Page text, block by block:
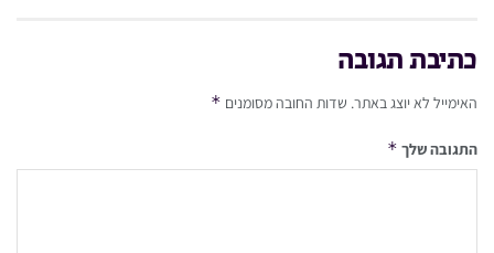
כתיבת תגובה
האימייל לא יוצג באתר. שדות החובה מסומנים *
התגובה שלך *